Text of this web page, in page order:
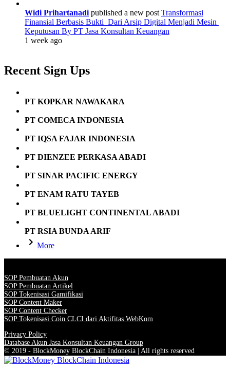
Widi Prihartanadi published a new post Transformasi
Finansial Berbasis Bukti Dari Arsip Digital Menjadi Mesin
Keputusan By PT Jasa Konsultan Keuangan
1 week ago
Recent Sign Ups
PT KOPKAR NAWAKARA
PT COMECA INDONESIA
PT IQSA FAJAR INDONESIA
PT DIENZEE PERKASA ABADI
PT SINAR PACIFIC ENERGY
PT ENAM RATU TAYEB
PT BLUELIGHT CONTINENTAL ABADI
PT RSIA BUNDA ARIF
More
SOP Pembuatan Akun
SOP Pembuatan Artikel
SOP Tokenisasi Gamifikasi
SOP Content Maker
SOP Content Checker
SOP Tokenisasi Coin CLCI dari Aktifitas WebKom
Privacy Policy
Database Akun Jasa Konsultan Keuangan Group
© 2019 - BlockMoney BlockChain Indonesia | All rights reserved